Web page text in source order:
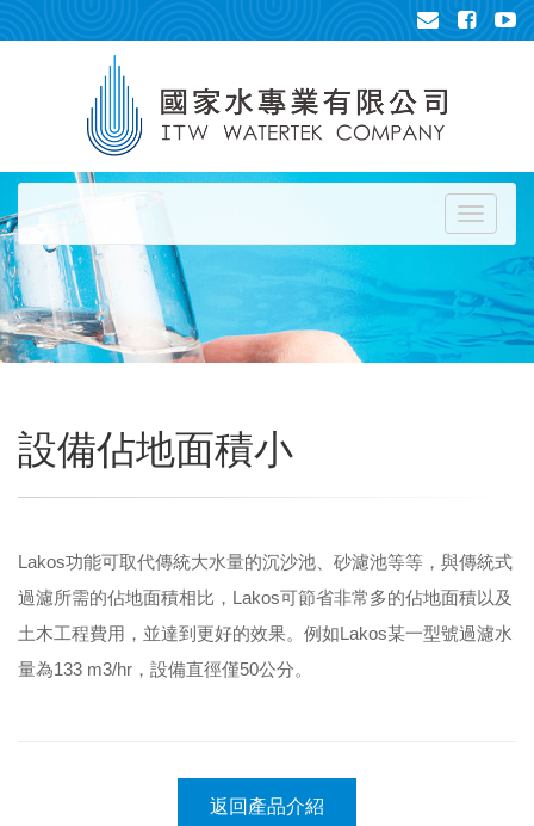
Toggle
設備佔地面積小
Lakos功能可取代傳統大水量的沉沙池、砂濾池等等，與傳統式
過濾所需的佔地面積相比，Lakos可節省非常多的佔地面積以及
土木工程費用，並達到更好的效果。例如Lakos某一型號過濾水
量為133 m3/hr，設備直徑僅50公分。
返回產品介紹